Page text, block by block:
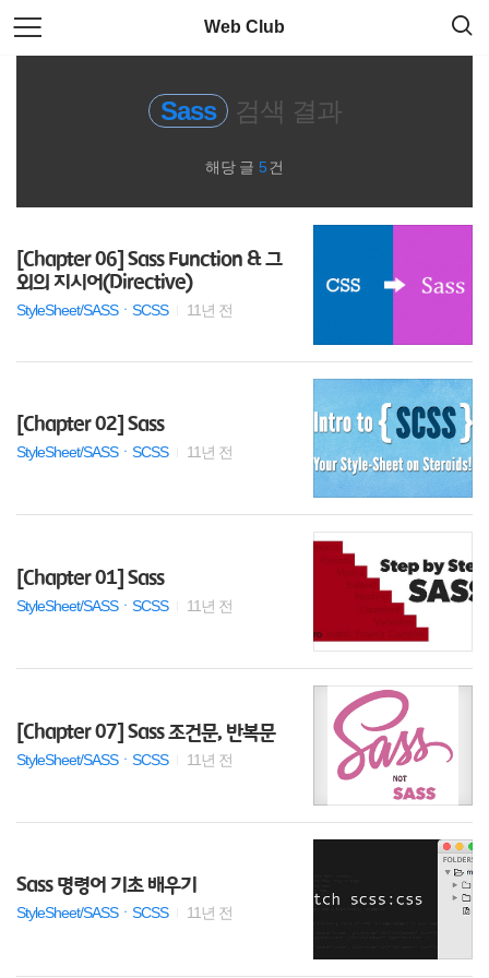
본
문
으
Web Club
Sass 검색 결과
해당 글 5건
[Chapter 06] Sass Function & 그
외의 지시어(Directive)
StyleSheet/SASSㆍSCSS 11년 전
[Chapter 02] Sass
StyleSheet/SASSㆍSCSS 11년 전
[Chapter 01] Sass
StyleSheet/SASSㆍSCSS 11년 전
[Chapter 07] Sass 조건문, 반복문
StyleSheet/SASSㆍSCSS 11년 전
Sass 명령어 기초 배우기
StyleSheet/SASSㆍSCSS 11년 전
색
sublimetext3
Less